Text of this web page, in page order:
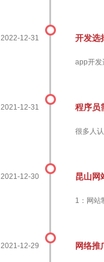
2022-12-31 开发选
app开发
2021-12-31 程序员
很多人
2021-12-30 昆山网
1：网站
2021-12-29 网络推